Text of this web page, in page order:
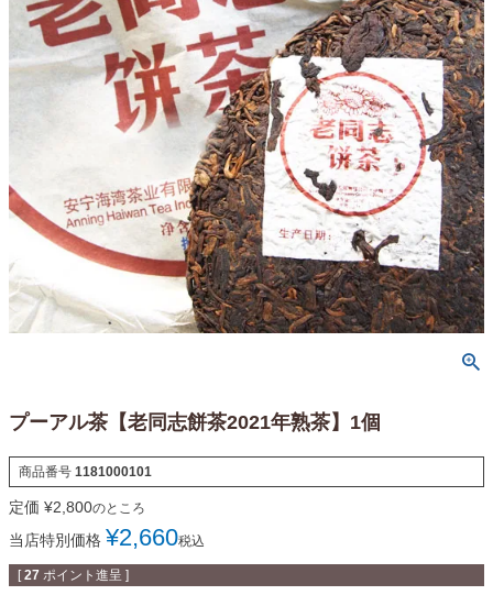
プーアル茶【老同志餅茶2021年熟茶】1個
商品番号 1181000101
定価 ¥2,800のところ
当店特別価格 ¥2,660税込
[ 27 ポイント進呈 ]